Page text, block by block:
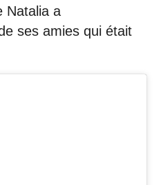
Natalia a
ses amies qui était